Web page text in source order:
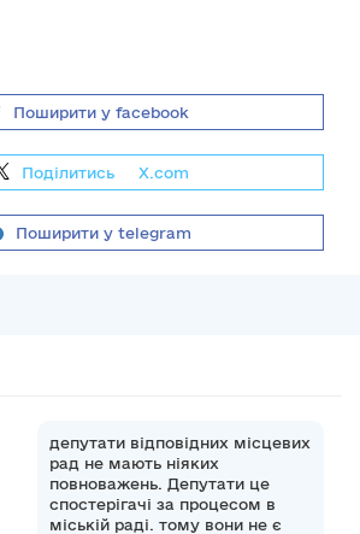
Поширити у facebook
Поділитись X.com
Поширити у telegram
депутати відповідних місцевих
рад не мають ніяких
повноважень. Депутати це
спостерігачі за процесом в
міській раді. тому вони не є